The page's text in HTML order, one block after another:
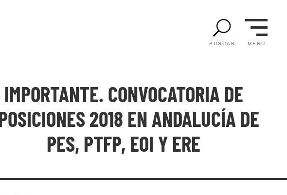
U
BUSCAR MENU
IMPORTANTE. CONVOCATORIA DE
2018 EN ANDALUCÍA DE
PES, PTFP, EOI Y ERE